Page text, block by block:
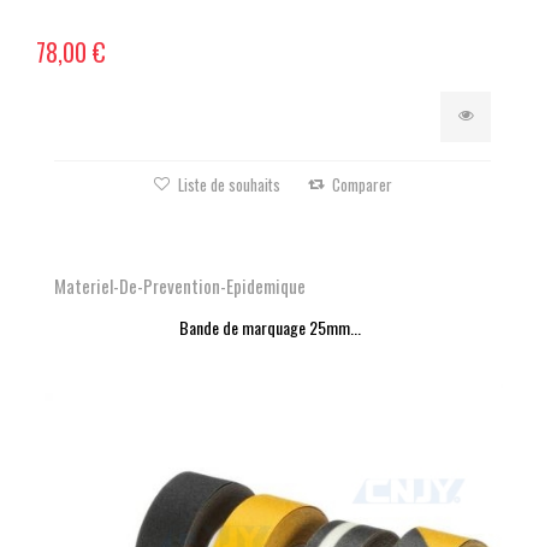
78,00 €
Liste de souhaits Comparer
Materiel-De-Prevention-Epidemique
Bande de marquage 25mm...